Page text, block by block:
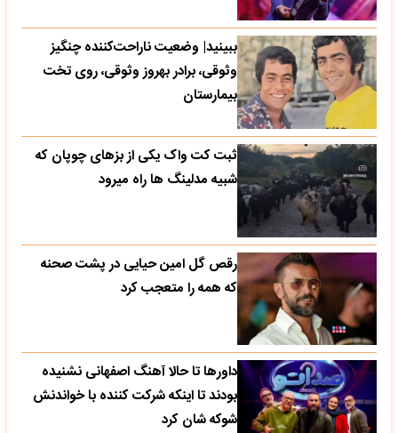
ببینید| وضعیت ناراحت‌کننده چنگیز
وثوقی، برادر بهروز وثوقی، روی تخت
بیمارستان
ثبت کت واک یکی از بزهای چوپان که
شبیه مدلینگ ها راه میرود
رقص گل امین حیایی در پشت صحنه
که همه را متعجب کرد
داورها تا حالا آهنگ اصفهانی نشنیده
بودند تا اینکه شرکت کننده با خواندنش
شوکه شان کرد